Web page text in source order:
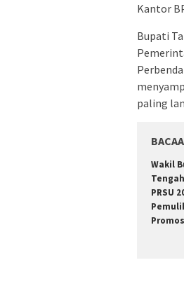
Kantor
Bupati
paling
Wakil
PRSU